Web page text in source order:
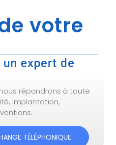
votre
un expert de
répondrons à toute
implantation,
TÉLÉPHONIQUE